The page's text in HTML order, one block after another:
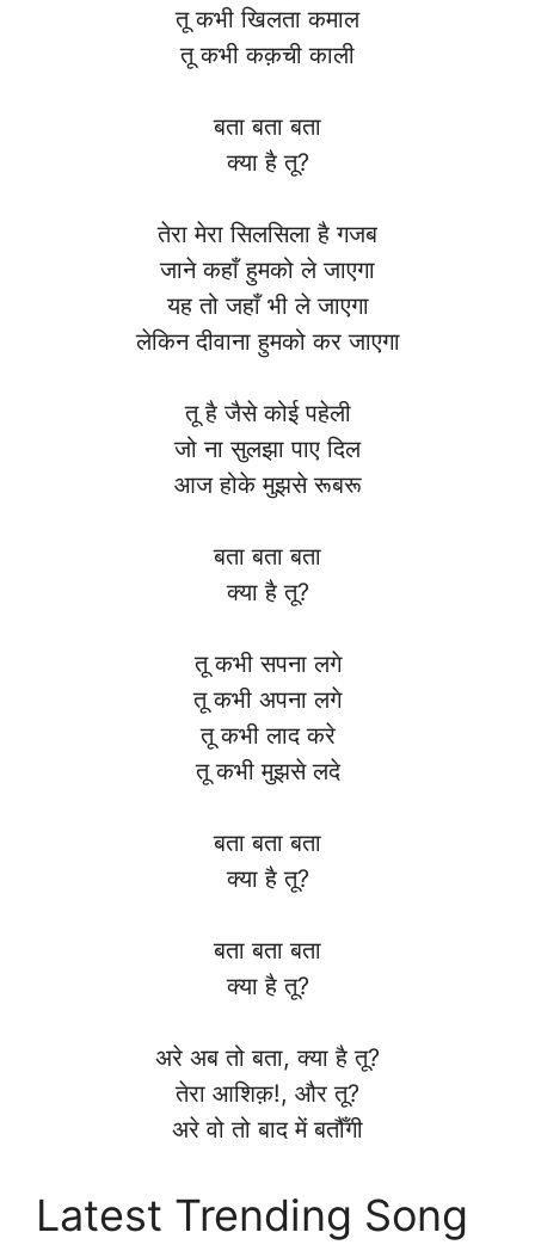
तू कभी खिलता कमाल
तू कभी कक़ची काली
बता बता बता
क्या है तू?
तेरा मेरा सिलसिला है गजब
जाने कहाँ हुमको ले जाएगा
यह तो जहाँ भी ले जाएगा
लेकिन दीवाना हुमको कर जाएगा
तू है जैसे कोई पहेली
जो ना सुलझा पाए दिल
आज होके मुझसे रूबरू
बता बता बता
क्या है तू?
तू कभी सपना लगे
तू कभी अपना लगे
तू कभी लाद करे
तू कभी मुझसे लदे
बता बता बता
क्या है तू?
बता बता बता
क्या है तू?
अरे अब तो बता, क्या है तू?
तेरा आशिक़!, और तू?
अरे वो तो बाद में बतौँगी
Latest Trending Song